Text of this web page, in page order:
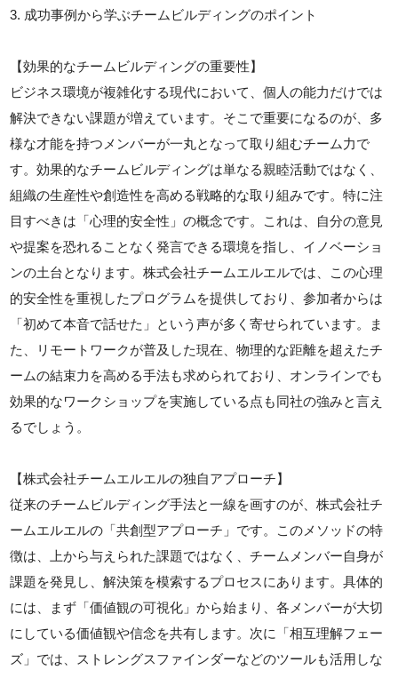
3. 成功事例から学ぶチームビルディングのポイント
【効果的なチームビルディングの重要性】
ビジネス環境が複雑化する現代において、個人の能力だけでは
解決できない課題が増えています。そこで重要になるのが、多
様な才能を持つメンバーが一丸となって取り組むチーム力で
す。効果的なチームビルディングは単なる親睦活動ではなく、
組織の生産性や創造性を高める戦略的な取り組みです。特に注
目すべきは「心理的安全性」の概念です。これは、自分の意見
や提案を恐れることなく発言できる環境を指し、イノベーショ
ンの土台となります。株式会社チームエルエルでは、この心理
的安全性を重視したプログラムを提供しており、参加者からは
「初めて本音で話せた」という声が多く寄せられています。ま
た、リモートワークが普及した現在、物理的な距離を超えたチ
ームの結束力を高める手法も求められており、オンラインでも
効果的なワークショップを実施している点も同社の強みと言え
るでしょう。
【株式会社チームエルエルの独自アプローチ】
従来のチームビルディング手法と一線を画すのが、株式会社チ
ームエルエルの「共創型アプローチ」です。このメソッドの特
徴は、上から与えられた課題ではなく、チームメンバー自身が
課題を発見し、解決策を模索するプロセスにあります。具体的
には、まず「価値観の可視化」から始まり、各メンバーが大切
にしている価値観や信念を共有します。次に「相互理解フェー
ズ」では、ストレングスファインダーなどのツールも活用しな